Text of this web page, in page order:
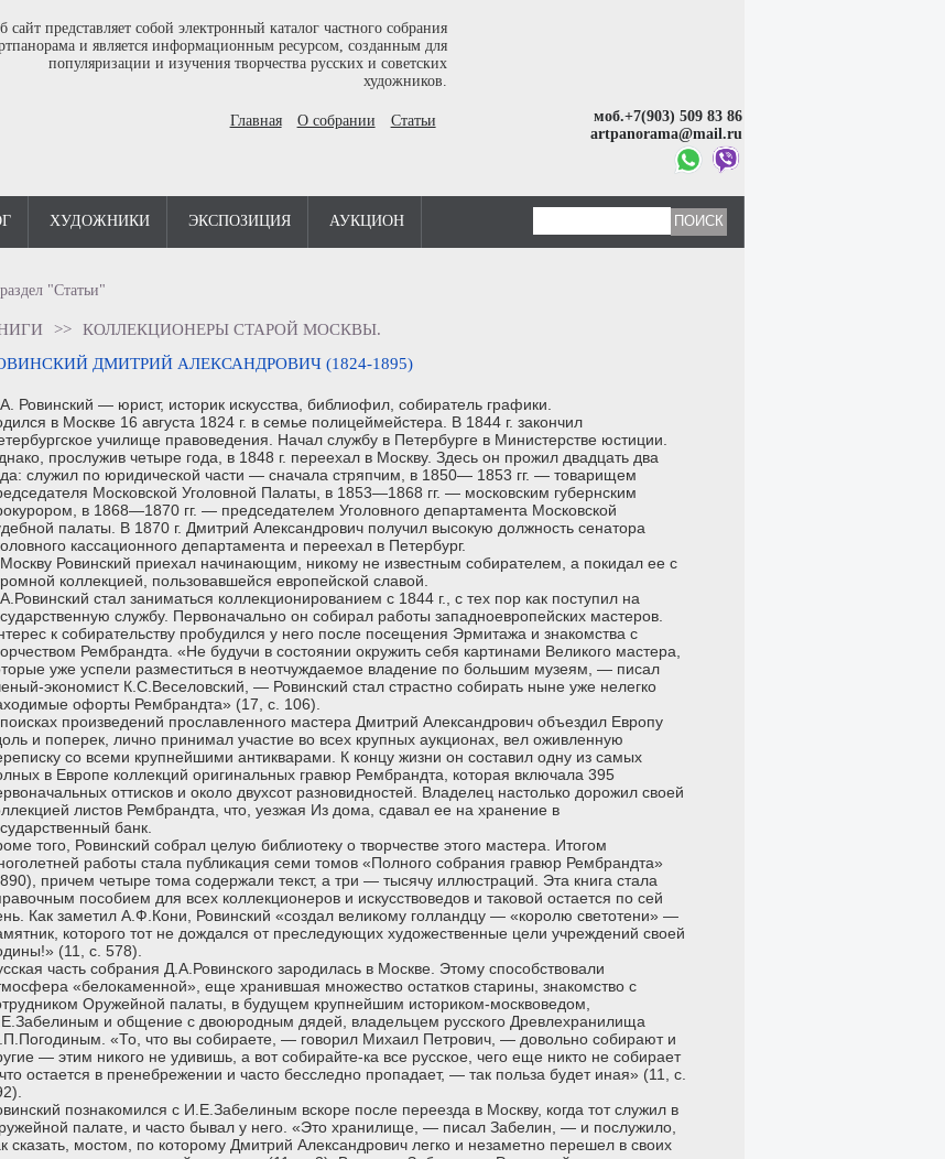
сайт представляет собой электронный каталог частного собрания
и является информационным ресурсом, созданным для
популяризации и изучения творчества русских и советских
художников.
Главная О собрании Статьи
моб.+7(903) 509 83 86
artpanorama@mail.ru
ХУДОЖНИКИ ЭКСПОЗИЦИЯ АУКЦИОН
"Статьи"
>> КОЛЛЕКЦИОНЕРЫ СТАРОЙ МОСКВЫ.
ДМИТРИЙ АЛЕКСАНДРОВИЧ (1824-1895)
Ровинский — юрист, историк искусства, библиофил, собиратель графики.
в Москве 16 августа 1824 г. в семье полицеймейстера. В 1844 г. закончил
училище правоведения. Начал службу в Петербурге в Министерстве юстиции.
прослужив четыре года, в 1848 г. переехал в Москву. Здесь он прожил двадцать два
служил по юридической части — сначала стряпчим, в 1850— 1853 гг. — товарищем
Московской Уголовной Палаты, в 1853—1868 гг. — московским губернским
в 1868—1870 гг. — председателем Уголовного департамента Московской
палаты. В 1870 г. Дмитрий Александрович получил высокую должность сенатора
кассационного департамента и переехал в Петербург.
Ровинский приехал начинающим, никому не известным собирателем, а покидал ее с
коллекцией, пользовавшейся европейской славой.
стал заниматься коллекционированием с 1844 г., с тех пор как поступил на
службу. Первоначально он собирал работы западноевропейских мастеров.
к собирательству пробудился у него после посещения Эрмитажа и знакомства с
Рембрандта. «Не будучи в состоянии окружить себя картинами Великого мастера,
уже успели разместиться в неотчуждаемое владение по большим музеям, — писал
экономист К.С.Веселовский, — Ровинский стал страстно собирать ныне уже нелегко
офорты Рембрандта» (17, с. 106).
произведений прославленного мастера Дмитрий Александрович объездил Европу
и поперек, лично принимал участие во всех крупных аукционах, вел оживленную
со всеми крупнейшими антикварами. К концу жизни он составил одну из самых
в Европе коллекций оригинальных гравюр Рембрандта, которая включала 395
оттисков и около двухсот разновидностей. Владелец настолько дорожил своей
листов Рембрандта, что, уезжая Из дома, сдавал ее на хранение в
банк.
того, Ровинский собрал целую библиотеку о творчестве этого мастера. Итогом
работы стала публикация семи томов «Полного собрания гравюр Рембрандта»
причем четыре тома содержали текст, а три — тысячу иллюстраций. Эта книга стала
пособием для всех коллекционеров и искусствоведов и таковой остается по сей
Как заметил А.Ф.Кони, Ровинский «создал великому голландцу — «королю светотени» —
которого тот не дождался от преследующих художественные цели учреждений своей
(11, с. 578).
часть собрания Д.А.Ровинского зародилась в Москве. Этому способствовали
«белокаменной», еще хранившая множество остатков старины, знакомство с
Оружейной палаты, в будущем крупнейшим историком-москвоведом,
и общение с двоюродным дядей, владельцем русского Древлехранилища
«То, что вы собираете, — говорил Михаил Петрович, — довольно собирают и
— этим никого не удивишь, а вот собирайте-ка все русское, чего еще никто не собирает
остается в пренебрежении и часто бесследно пропадает, — так польза будет иная» (11, с.
познакомился с И.Е.Забелиным вскоре после переезда в Москву, когда тот служил в
палате, и часто бывал у него. «Это хранилище, — писал Забелин, — и послужило,
сказать, мостом, по которому Дмитрий Александрович легко и незаметно перешел в своих